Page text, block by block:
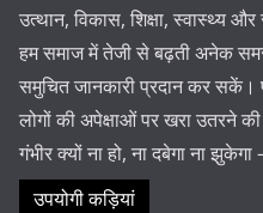
उत्थान, विकास, शिक्षा, स्वास्थ्य
हम समाज में तेजी से बढ़ती अनेक
समुचित जानकारी प्रदान कर
लोगों की अपेक्षाओं पर खरा उतरने की
गंभीर क्यों ना हो, ना दबेगा ना
उपयोगी कड़ियां